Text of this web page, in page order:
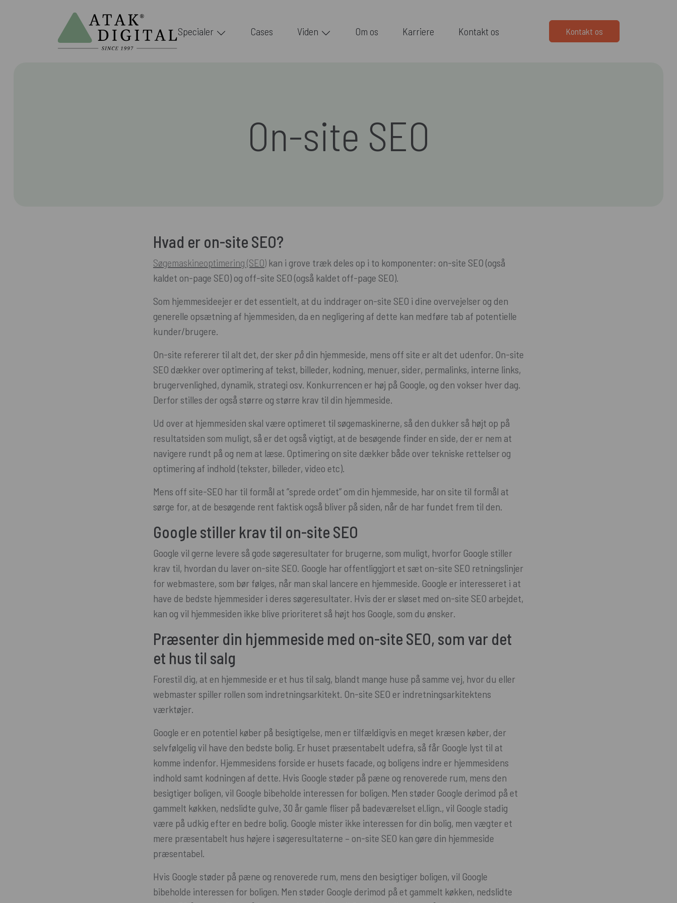
Specialer Cases Viden Om os Karriere Kontakt os Kontakt os
On-site SEO
Hvad er on-site SEO?
Søgemaskineoptimering (SEO) kan i grove træk deles op i to komponenter: on-site SEO (også
kaldet on-page SEO) og off-site SEO (også kaldet off-page SEO).
Som hjemmesideejer er det essentielt, at du inddrager on-site SEO i dine overvejelser og den
generelle opsætning af hjemmesiden, da en negligering af dette kan medføre tab af potentielle
kunder/brugere.
On-site refererer til alt det, der sker på din hjemmeside, mens off site er alt det udenfor. On-site
SEO dækker over optimering af tekst, billeder, kodning, menuer, sider, permalinks, interne links,
brugervenlighed, dynamik, strategi osv. Konkurrencen er høj på Google, og den vokser hver dag.
Derfor stilles der også større og større krav til din hjemmeside.
Ud over at hjemmesiden skal være optimeret til søgemaskinerne, så den dukker så højt op på
resultatsiden som muligt, så er det også vigtigt, at de besøgende finder en side, der er nem at
navigere rundt på og nem at læse. Optimering on site dækker både over tekniske rettelser og
optimering af indhold (tekster, billeder, video etc).
Mens off site-SEO har til formål at ”sprede ordet” om din hjemmeside, har on site til formål at
sørge for, at de besøgende rent faktisk også bliver på siden, når de har fundet frem til den.
Google stiller krav til on-site SEO
Google vil gerne levere så gode søgeresultater for brugerne, som muligt, hvorfor Google stiller
krav til, hvordan du laver on-site SEO. Google har offentliggjort et sæt on-site SEO retningslinjer
for webmastere, som bør følges, når man skal lancere en hjemmeside. Google er interesseret i at
have de bedste hjemmesider i deres søgeresultater. Hvis der er sløset med on-site SEO arbejdet,
kan og vil hjemmesiden ikke blive prioriteret så højt hos Google, som du ønsker.
Præsenter din hjemmeside med on-site SEO, som var det
et hus til salg
Forestil dig, at en hjemmeside er et hus til salg, blandt mange huse på samme vej, hvor du eller
webmaster spiller rollen som indretningsarkitekt. On-site SEO er indretningsarkitektens
værktøjer.
Google er en potentiel køber på besigtigelse, men er tilfældigvis en meget kræsen køber, der
selvfølgelig vil have den bedste bolig. Er huset præsentabelt udefra, så får Google lyst til at
komme indenfor. Hjemmesidens forside er husets facade, og boligens indre er hjemmesidens
indhold samt kodningen af dette. Hvis Google støder på pæne og renoverede rum, mens den
besigtiger boligen, vil Google bibeholde interessen for boligen. Men støder Google derimod på et
gammelt køkken, nedslidte gulve, 30 år gamle fliser på badeværelset el.lign., vil Google stadig
være på udkig efter en bedre bolig. Google mister ikke interessen for din bolig, men vægter et
mere præsentabelt hus højere i søgeresultaterne – on-site SEO kan gøre din hjemmeside
præsentabel.
Hvis Google støder på pæne og renoverede rum, mens den besigtiger boligen, vil Google
bibeholde interessen for boligen. Men støder Google derimod på et gammelt køkken, nedslidte